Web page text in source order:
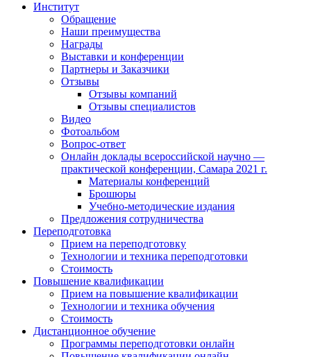
Институт
Обращение
Наши преимущества
Награды
Выставки и конференции
Партнеры и Заказчики
Отзывы
Отзывы компаний
Отзывы специалистов
Видео
Фотоальбом
Вопрос-ответ
Онлайн доклады всероссийской научно —
практической конференции, Самара 2021 г.
Материалы конференций
Брошюры
Учебно-методические издания
Предложения сотрудничества
Переподготовка
Прием на переподготовку
Технологии и техника переподготовки
Стоимость
Повышение квалификации
Прием на повышение квалификации
Технологии и техника обучения
Стоимость
Дистанционное обучение
Программы переподготовки онлайн